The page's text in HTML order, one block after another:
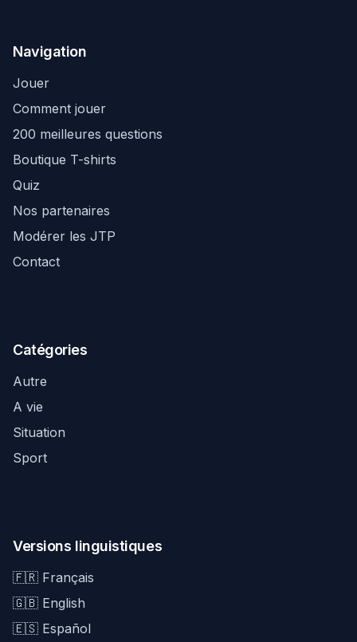
Navigation
Jouer
Comment jouer
200 meilleures questions
Boutique T-shirts
Quiz
Nos partenaires
Modérer les JTP
Contact
Catégories
Autre
A vie
Situation
Sport
Versions linguistiques
🇫🇷 Français
🇬🇧 English
🇪🇸 Español